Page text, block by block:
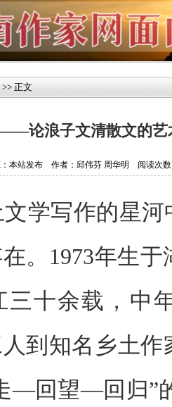
正文
论浪子文清散文的艺
本站发布 作者：邱伟芬 周华明 阅读次数
学写作的星
。 1973年生于
三十余载，中
到知名乡土
—回望—回归 ”